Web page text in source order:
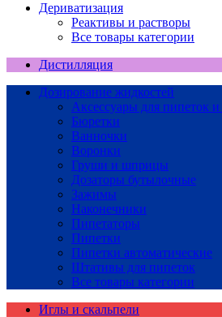
Дериватизация
Реактивы и растворы
Все товары категории
Дистилляция
Дозирование жидкостей
Аксессуары для пипеток и
Бюретки
Ванночки
Воронки
Груши и шприцы
Дозаторы бутылочные
Зажимы
Наконечники
Пипетаторы
Пипетки
Пипетки автоматические
Штативы для пипеток
Все товары категории
Иглы и скальпели